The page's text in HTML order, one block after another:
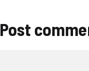
Post